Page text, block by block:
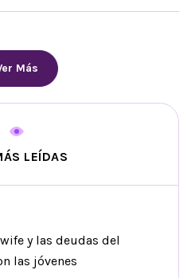
Más
LEÍDAS
y las deudas del
las jóvenes